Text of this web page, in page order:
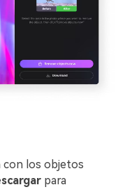
con los objetos
para